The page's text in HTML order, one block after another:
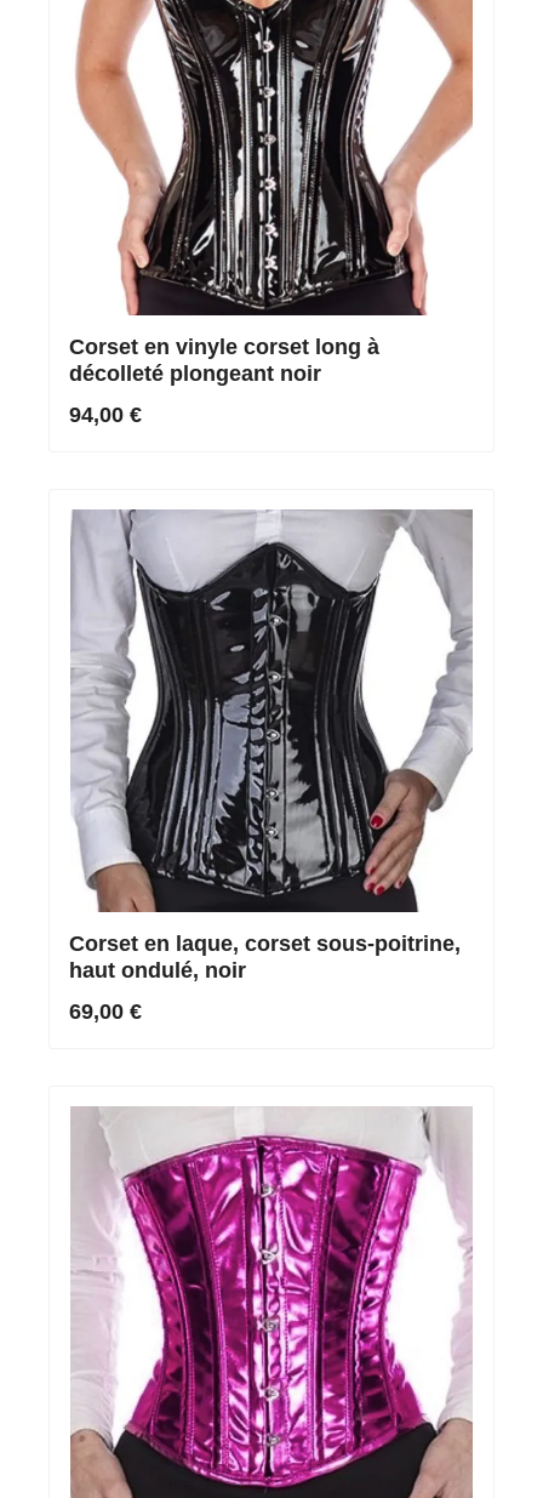
Corset en vinyle corset long à
décolleté plongeant noir
94,00 €
Corset en laque, corset sous-poitrine,
haut ondulé, noir
69,00 €